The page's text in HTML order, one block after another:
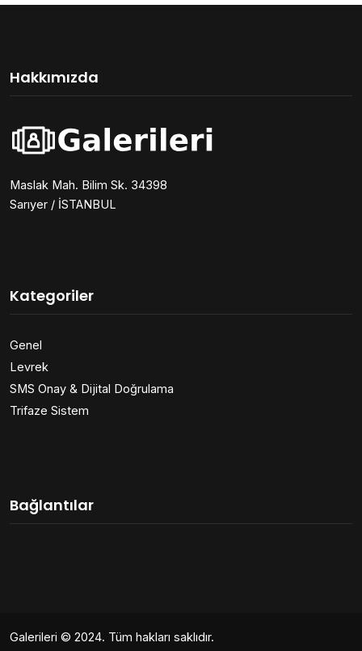
Hakkımızda
Maslak Mah. Bilim Sk. 34398
Sarıyer / İSTANBUL
Kategoriler
Genel
Levrek
SMS Onay & Dijital Doğrulama
Trifaze Sistem
Bağlantılar
Galerileri © 2024. Tüm hakları saklıdır.